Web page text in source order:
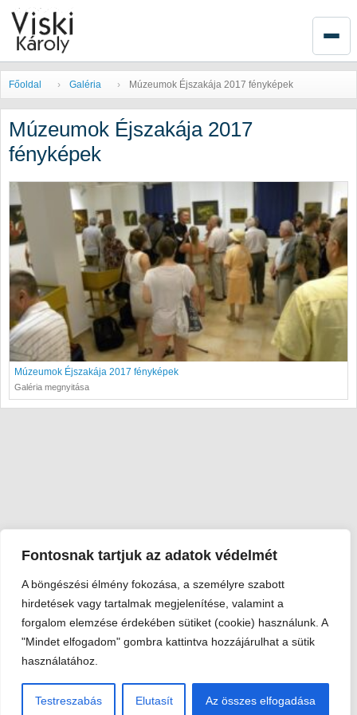
Fontosnak tartjuk az adatok védelmét
A böngészési élmény fokozása, a személyre szabott
hirdetések vagy tartalmak megjelenítése, valamint a
forgalom elemzése érdekében sütiket (cookie) használunk. A
"Mindet elfogadom" gombra kattintva hozzájárulhat a sütik
használatához.
Testreszabás Elutasít Az összes elfogadása
Főoldal Galéria Múzeumok Éjszakája 2017 fényképek
Múzeumok Éjszakája 2017
fényképek
Múzeumok Éjszakája 2017 fényképek
Galéria megnyitása
Viski Károly Múzeum Kalocsa
6300 Kalocsa, Szent István király út 25. · Telefon:
351
© 2026 Viski Károly Múzeum Kalocsa